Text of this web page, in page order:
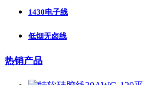
1430电子线
低烟无卤线
热销产品